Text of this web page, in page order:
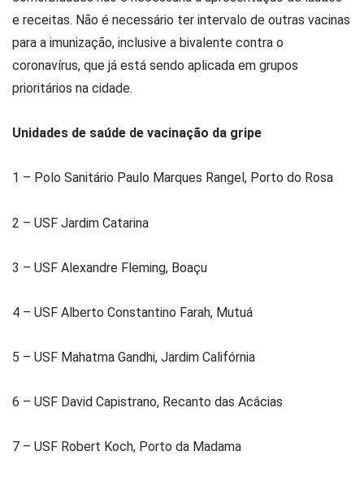
e receitas. Não é necessário ter intervalo de outras vacinas
para a imunização, inclusive a bivalente contra o
coronavírus, que já está sendo aplicada em grupos
prioritários na cidade.
Unidades de saúde de vacinação da gripe
1 – Polo Sanitário Paulo Marques Rangel, Porto do Rosa
2 – USF Jardim Catarina
3 – USF Alexandre Fleming, Boaçu
4 – USF Alberto Constantino Farah, Mutuá
5 – USF Mahatma Gandhi, Jardim Califórnia
6 – USF David Capistrano, Recanto das Acácias
7 – USF Robert Koch, Porto da Madama